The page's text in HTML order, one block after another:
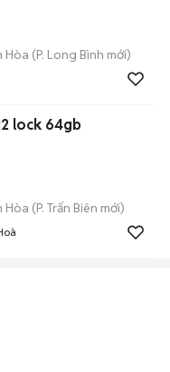
Hòa (P. Long Bình mới)
lock 64gb
Hòa (P. Trấn Biên mới)